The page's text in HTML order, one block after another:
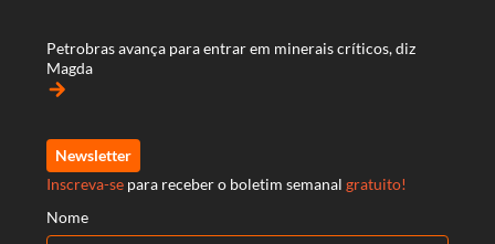
Petrobras avança para entrar em minerais críticos, diz
Magda
arrow_forward
Newsletter
Inscreva-se para receber o boletim semanal gratuito!
Nome